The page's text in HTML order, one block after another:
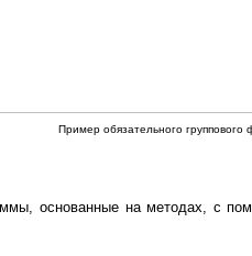
Пример обязательного группового
основанные на методах, с